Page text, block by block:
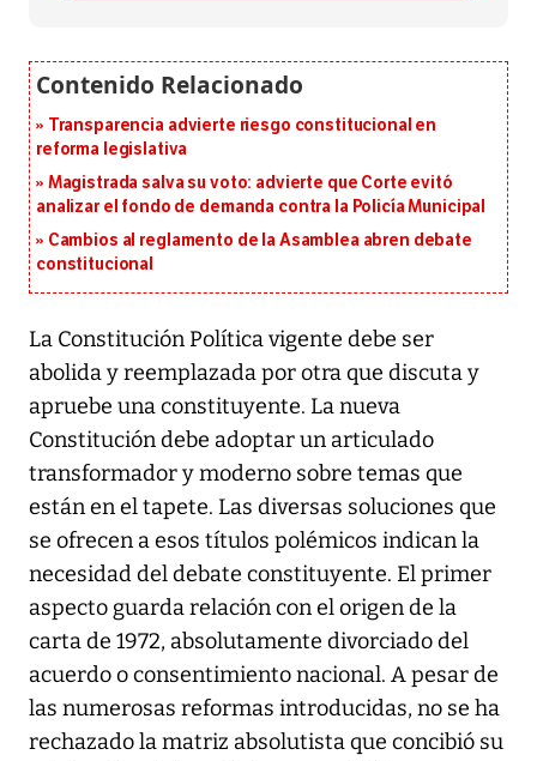
Transparencia advierte riesgo constitucional en
reforma legislativa
Magistrada salva su voto: advierte que Corte evitó
analizar el fondo de demanda contra la Policía Municipal
Cambios al reglamento de la Asamblea abren debate
constitucional
La Constitución Política vigente debe ser
abolida y reemplazada por otra que discuta y
apruebe una constituyente. La nueva
Constitución debe adoptar un articulado
transformador y moderno sobre temas que
están en el tapete. Las diversas soluciones que
se ofrecen a esos títulos polémicos indican la
necesidad del debate constituyente. El primer
aspecto guarda relación con el origen de la
carta de 1972, absolutamente divorciado del
acuerdo o consentimiento nacional. A pesar de
las numerosas reformas introducidas, no se ha
rechazado la matriz absolutista que concibió su